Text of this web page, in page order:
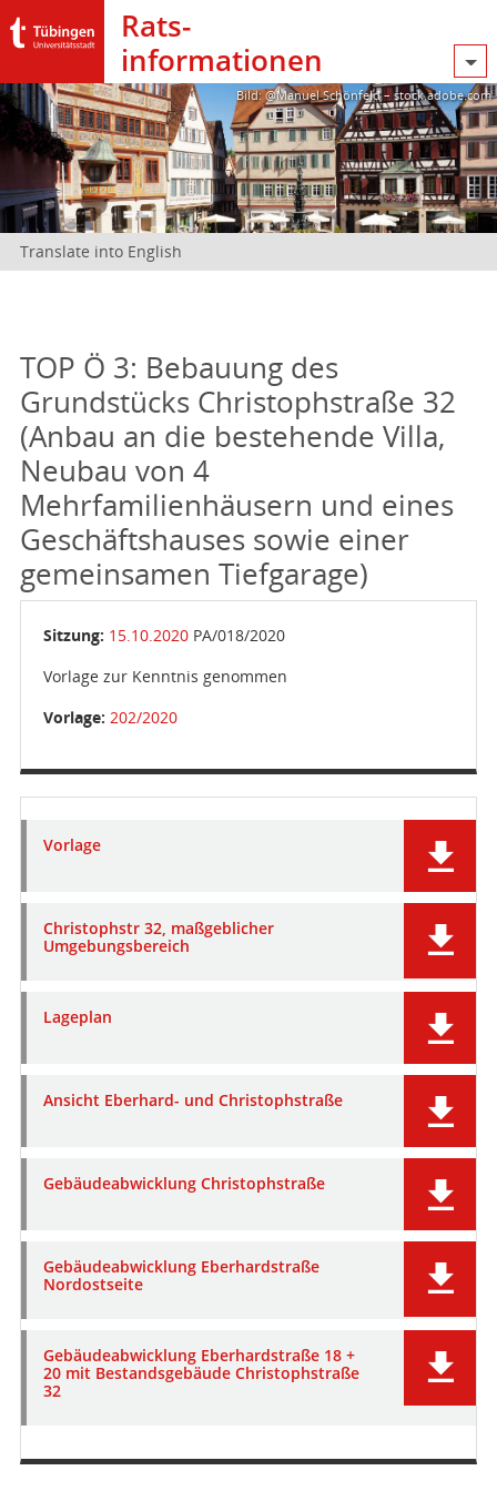
Rats­
informationen
Bild: @Manuel Schönfeld – stock.adobe.com
Translate into English
TOP Ö 3: Bebauung des
Grundstücks Christophstraße 32
(Anbau an die bestehende Villa,
Neubau von 4
Mehrfamilienhäusern und eines
Geschäftshauses sowie einer
gemeinsamen Tiefgarage)
Sitzung: 15.10.2020PA/018/2020
Vorlage zur Kenntnis genommen
Vorlage: 202/2020
Vorlage
Christophstr 32, maßgeblicher
Umgebungsbereich
Lageplan
Ansicht Eberhard- und Christophstraße
Gebäudeabwicklung Christophstraße
Gebäudeabwicklung Eberhardstraße
Nordostseite
Gebäudeabwicklung Eberhardstraße 18 +
20 mit Bestandsgebäude Christophstraße
32